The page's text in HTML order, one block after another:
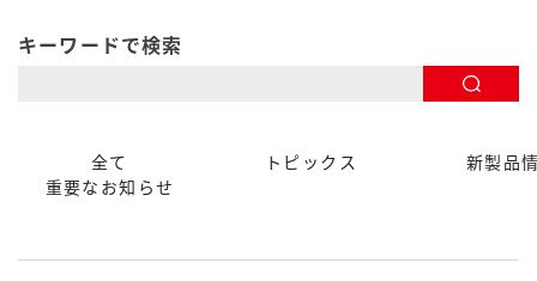
キーワードで検索
全て トピックス
新製品
重要なお知らせ